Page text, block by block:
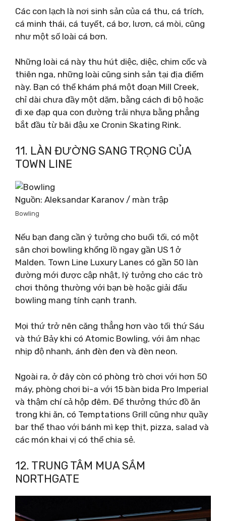
Các con lạch là nơi sinh sản của cá thu, cá trích,
cá minh thái, cá tuyết, cá bơ, lươn, cá mòi, cũng
như một số loài cá bơn.
Những loài cá này thu hút diệc, diệc, chim cốc và
thiên nga, những loài cũng sinh sản tại địa điểm
này. Bạn có thể khám phá một đoạn Mill Creek,
chỉ dài chưa đầy một dặm, bằng cách đi bộ hoặc
đi xe đạp qua con đường trải nhựa bằng phẳng
bắt đầu từ bãi đậu xe Cronin Skating Rink.
11. LÀN ĐƯỜNG SANG TRỌNG CỦA
TOWN LINE
Nguồn: Aleksandar Karanov / màn trập
Bowling
Nếu bạn đang cần ý tưởng cho buổi tối, có một
sân chơi bowling khổng lồ ngay gần US 1 ở
Malden. Town Line Luxury Lanes có gần 50 làn
đường mới được cập nhật, lý tưởng cho các trò
chơi thông thường với bạn bè hoặc giải đấu
bowling mang tính cạnh tranh.
Mọi thứ trở nên căng thẳng hơn vào tối thứ Sáu
và thứ Bảy khi có Atomic Bowling, với âm nhạc
nhịp độ nhanh, ánh đèn đen và đèn neon.
Ngoài ra, ở đây còn có phòng trò chơi với hơn 50
máy, phòng chơi bi-a với 15 bàn bida Pro Imperial
và thậm chí cả hộp đêm. Để thưởng thức đồ ăn
trong khi ăn, có Temptations Grill cũng như quầy
bar thể thao với bánh mì kẹp thịt, pizza, salad và
các món khai vị có thể chia sẻ.
12. TRUNG TÂM MUA SẮM
NORTHGATE